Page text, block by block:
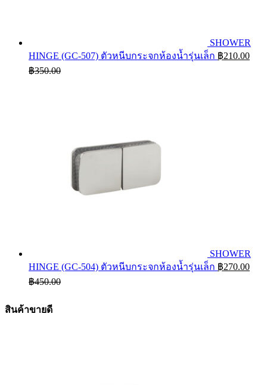
SHOWER
HINGE (GC-507) ตัวหนีบกระจกห้องน้ำรุ่นเล็ก ฿210.00
฿350.00
SHOWER
HINGE (GC-504) ตัวหนีบกระจกห้องน้ำรุ่นเล็ก ฿270.00
฿450.00
สินค้าขายดี